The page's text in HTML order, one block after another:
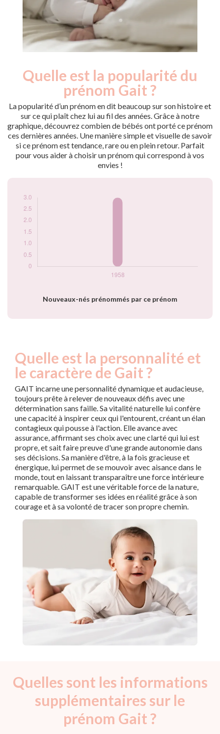
Quelle est la popularité du
prénom Gait ?
La popularité d’un prénom en dit beaucoup sur son histoire et
sur ce qui plaît chez lui au fil des années. Grâce à notre
graphique, découvrez combien de bébés ont porté ce prénom
ces dernières années. Une manière simple et visuelle de savoir
si ce prénom est tendance, rare ou en plein retour. Parfait
pour vous aider à choisir un prénom qui correspond à vos
envies !
Nouveaux-nés prénommés par ce prénom
Popularité du
prénom Gait par
année
Année
Nouveaux-
nés
Quelle est la personnalité et
le caractère de Gait ?
GAIT incarne une personnalité dynamique et audacieuse,
toujours prête à relever de nouveaux défis avec une
détermination sans faille. Sa vitalité naturelle lui confère
une capacité à inspirer ceux qui l'entourent, créant un élan
contagieux qui pousse à l'action. Elle avance avec
assurance, affirmant ses choix avec une clarté qui lui est
propre, et sait faire preuve d'une grande autonomie dans
ses décisions. Sa manière d'être, à la fois gracieuse et
énergique, lui permet de se mouvoir avec aisance dans le
monde, tout en laissant transparaître une force intérieure
remarquable. GAIT est une véritable force de la nature,
capable de transformer ses idées en réalité grâce à son
courage et à sa volonté de tracer son propre chemin.
Quelles sont les informations
supplémentaires sur le
prénom Gait ?